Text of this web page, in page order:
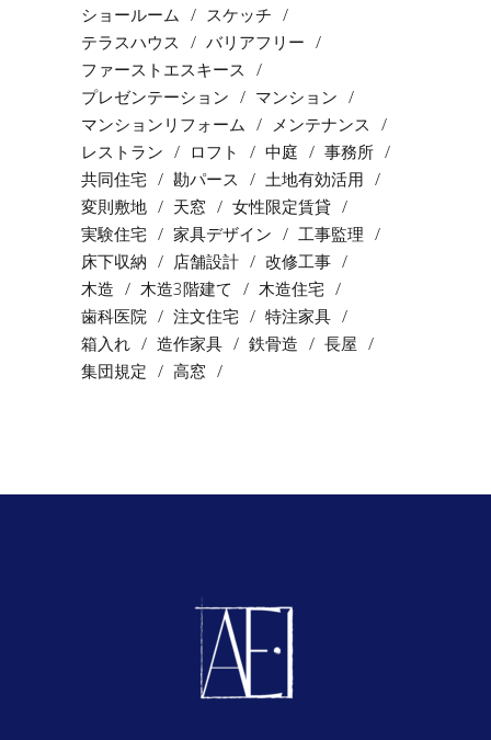
ショールーム
スケッチ
テラスハウス
バリアフリー
ファーストエスキース
プレゼンテーション
マンション
マンションリフォーム
メンテナンス
レストラン
ロフト 中庭
事務所
共同住宅
勘パース
土地有効活用
変則敷地
天窓
女性限定賃貸
実験住宅
家具デザイン
工事監理
床下収納
店舗設計
改修工事
木造
木造3階建て
木造住宅
歯科医院
注文住宅
特注家具
箱入れ
造作家具 鉄骨造
長屋
集団規定
高窓